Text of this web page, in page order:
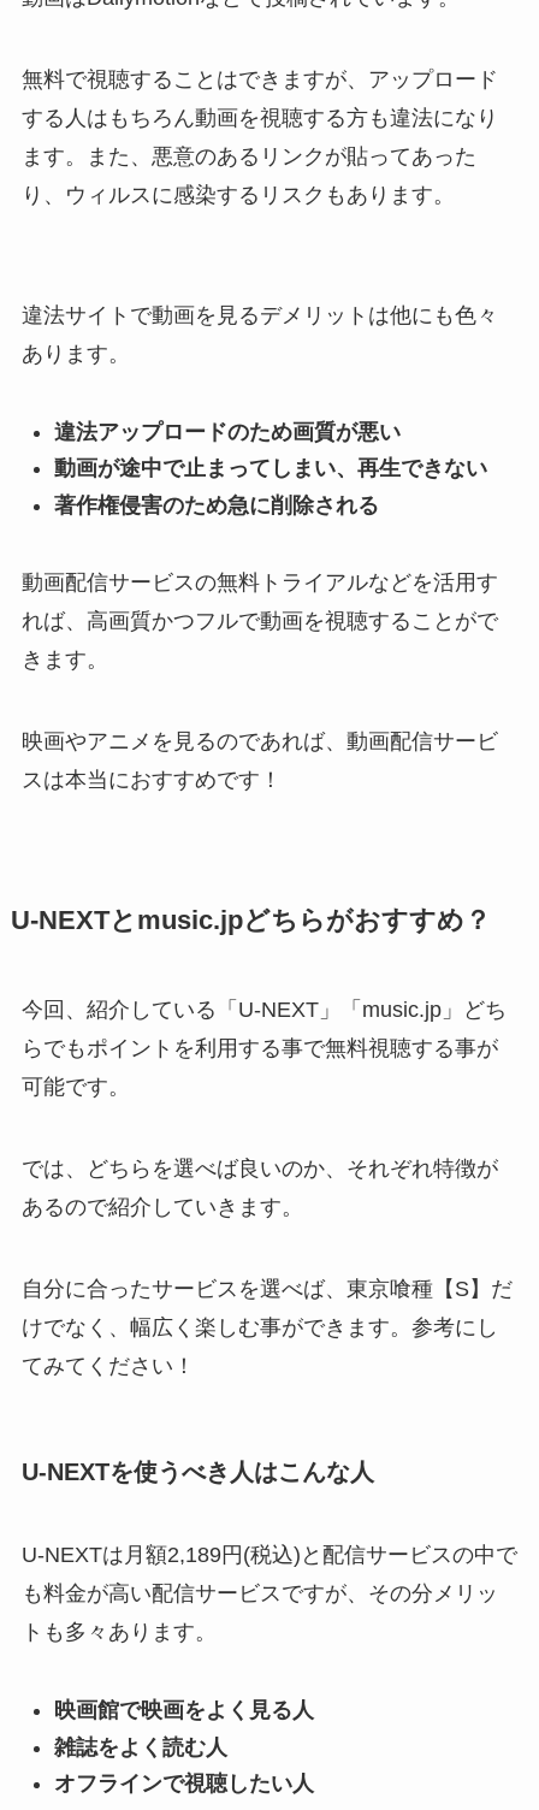
無料で視聴することはできますが、アップロード
する人はもちろん動画を視聴する方も違法になり
ます。また、悪意のあるリンクが貼ってあった
り、ウィルスに感染するリスクもあります。
違法サイトで動画を見るデメリットは他にも色々
あります。
違法アップロードのため画質が悪い
動画が途中で止まってしまい、再生できない
著作権侵害のため急に削除される
動画配信サービスの無料トライアルなどを活用す
れば、高画質かつフルで動画を視聴することがで
きます。
映画やアニメを見るのであれば、動画配信サービ
スは本当におすすめです！
U-NEXTとmusic.jpどちらがおすすめ？
今回、紹介している「U-NEXT」「music.jp」どち
らでもポイントを利用する事で無料視聴する事が
可能です。
では、どちらを選べば良いのか、それぞれ特徴が
あるので紹介していきます。
自分に合ったサービスを選べば、東京喰種【S】だ
けでなく、幅広く楽しむ事ができます。参考にし
てみてください！
U-NEXTを使うべき人はこんな人
U-NEXTは月額2,189円(税込)と配信サービスの中で
も料金が高い配信サービスですが、その分メリッ
トも多々あります。
映画館で映画をよく見る人
雑誌をよく読む人
オフラインで視聴したい人